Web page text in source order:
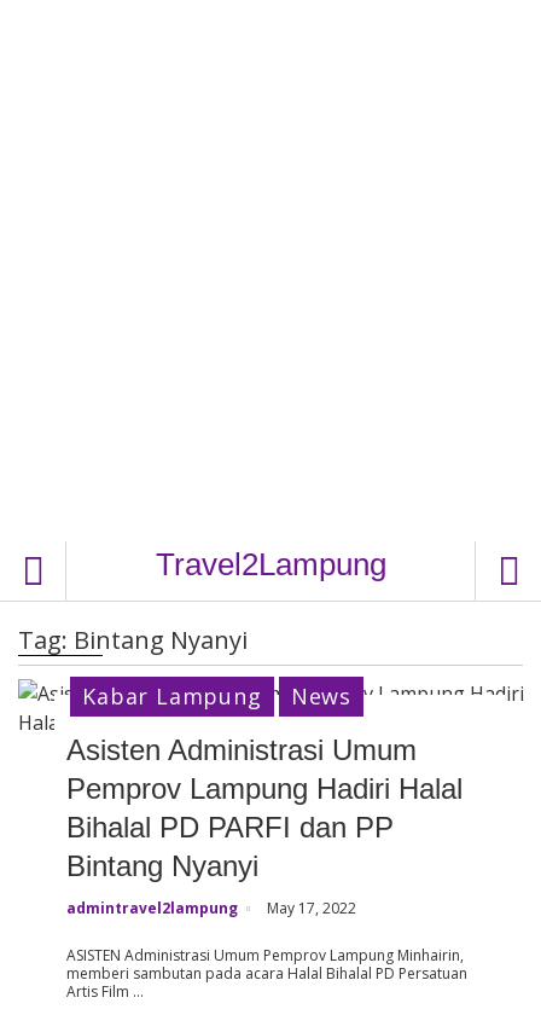
Travel2Lampung
Tag: Bintang Nyanyi
Asisten Administrasi Umum
Pemprov Lampung Hadiri Halal
Bihalal PD PARFI dan PP
Bintang Nyanyi
admintravel2lampung May 17, 2022
ASISTEN Administrasi Umum Pemprov Lampung Minhairin,
memberi sambutan pada acara Halal Bihalal PD Persatuan
Artis Film …
Kabar Lampung News